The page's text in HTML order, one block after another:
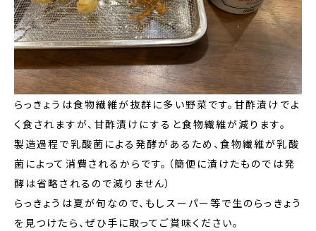
らっきょうは食物繊維が抜群に多い野菜です。甘酢漬けでよ
く食されますが、甘酢漬けにすると食物繊維が減ります。
製造過程で乳酸菌による発酵があるため、食物繊維が乳酸
菌によって消費されるからです。（簡便に漬けたものでは発
酵は省略されるので減りません）
らっきょうは夏が旬なので、もしスーパー等で生のらっきょう
を見つけたら、ぜひ手に取ってご賞味ください。